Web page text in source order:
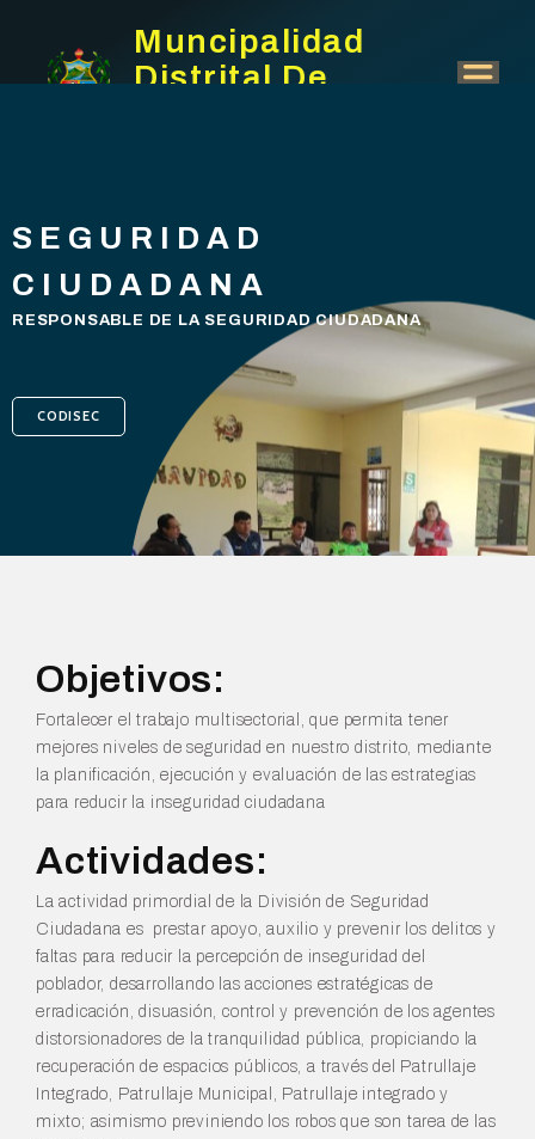
Muncipalidad
Distrital De
SEGURIDAD
CIUDADANA
RESPONSABLE DE LA SEGURIDAD CIUDADANA
CODISEC
Objetivos:
Fortalecer el trabajo multisectorial, que permita tener
mejores niveles de seguridad en nuestro distrito, mediante
la planificación, ejecución y evaluación de las estrategias
para reducir la inseguridad ciudadana
Actividades:
La actividad primordial de la División de Seguridad
Ciudadana es prestar apoyo, auxilio y prevenir los delitos y
faltas para reducir la percepción de inseguridad del
poblador, desarrollando las acciones estratégicas de
erradicación, disuasión, control y prevención de los agentes
distorsionadores de la tranquilidad pública, propiciando la
recuperación de espacios públicos, a través del Patrullaje
Integrado, Patrullaje Municipal, Patrullaje integrado y
mixto; asimismo previniendo los robos que son tarea de las